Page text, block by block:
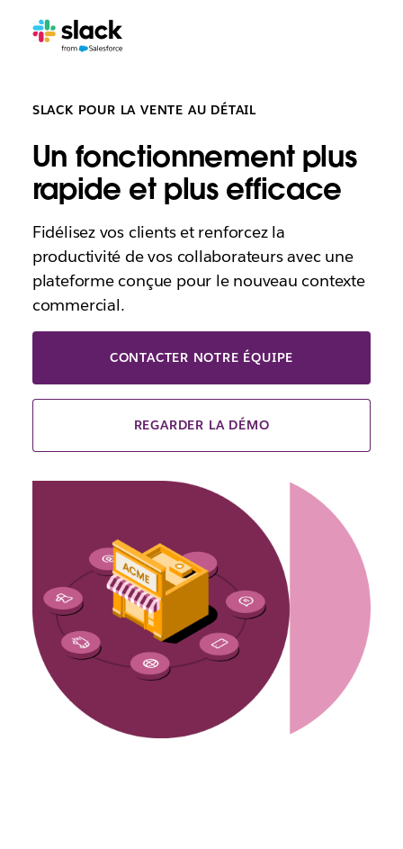
SLACK POUR LA VENTE AU DÉTAIL
Un fonctionnement plus
rapide et plus efficace
Fidélisez vos clients et renforcez la
productivité de vos collaborateurs avec une
plateforme conçue pour le nouveau contexte
commercial.
CONTACTER NOTRE ÉQUIPE
REGARDER LA DÉMO